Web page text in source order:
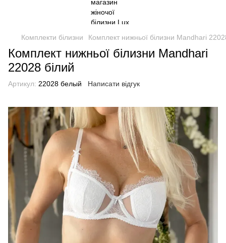
Комплекти білизни Комплект нижньої білизни Mandhari
Комплект нижньої білизни Mandhari
22028 білий
Артикул: 22028 белый Написати відгук